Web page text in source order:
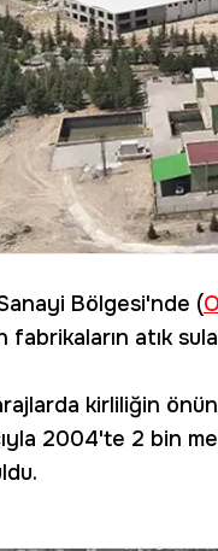
Bölgesi'nde (
fabrikaların atık
kirliliğin
2004'te 2 bin